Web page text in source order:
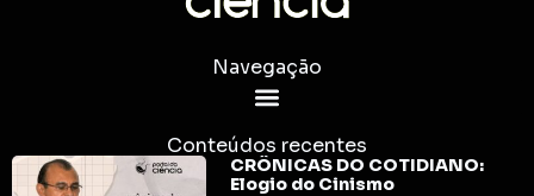
Navegação
Conteúdos recentes
CRÔNICAS DO COTIDIANO:
Elogio do Cinismo